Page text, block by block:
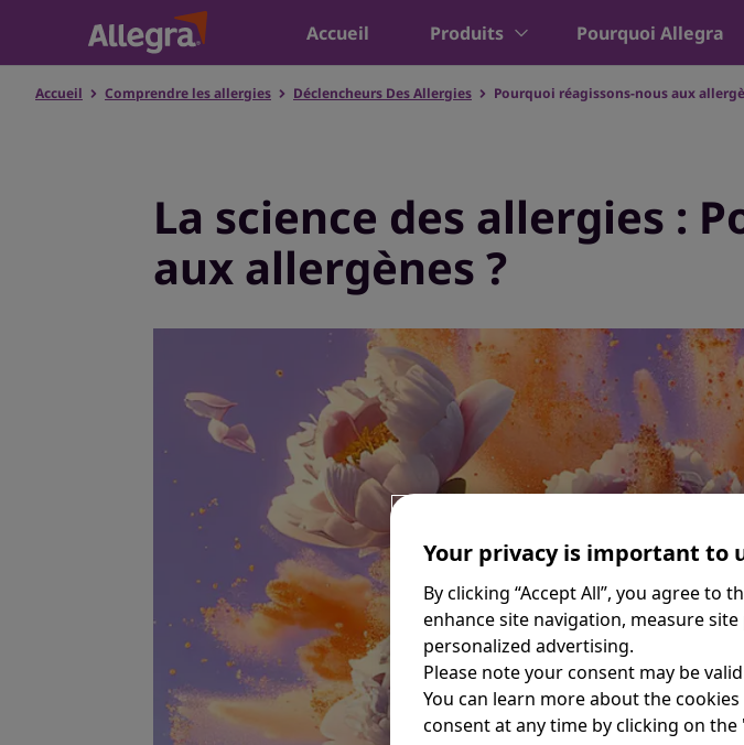
Accueil Produits Pourquoi Allegra
Accueil Comprendre les allergies Déclencheurs Des Allergies Pourquoi réagissons-nous aux
La science des allergies :
aux allergènes ?
Your privacy is important to
By clicking “Accept All”, you agree to
enhance site navigation, measure
personalized advertising.
Please note your consent may be
You can learn more about the
consent at any time by clicking on